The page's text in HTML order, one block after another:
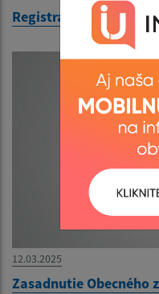
Registrácia chovov
12.03.2025
Zasadnutie